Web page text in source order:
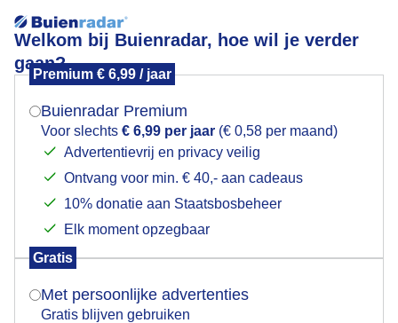
Welkom bij Buienradar, hoe wil je verder
gaan?
Premium € 6,99 / jaar
Buienradar Premium
Voor slechts € 6,99 per jaar (€ 0,58 per maand)
Advertentievrij en privacy veilig
Ontvang voor min. € 40,- aan cadeaus
10% donatie aan Staatsbosbeheer
Elk moment opzegbaar
Gratis
Met persoonlijke advertenties
Gratis blijven gebruiken
Rustig herfstweer
Mogen we je locatie gebruiken voor het
Indien je hier nog geen akkoord op hebt gegeven,
verschijnt er zo een pop-up uit je browser waarin
Is goed, toon de popup